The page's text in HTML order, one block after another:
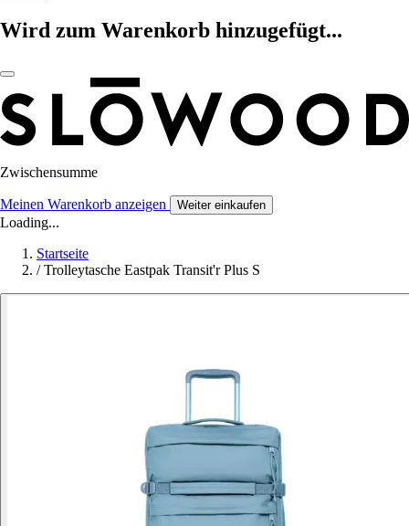
Wird zum Warenkorb hinzugefügt...
Zwischensumme
Meinen Warenkorb anzeigen Weiter einkaufen
Loading...
Startseite
/ Trolleytasche Eastpak Transit'r Plus S